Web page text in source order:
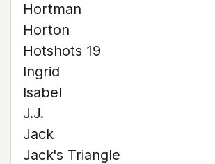
Hortman
Horton
Hotshots 19
Ingrid
Isabel
J.J.
Jack
Jack's Triangle